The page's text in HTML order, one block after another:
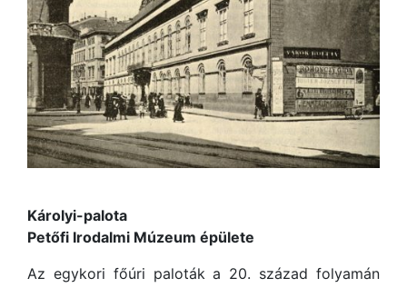
Károlyi-palota
Petőfi Irodalmi Múzeum épülete
Az egykori főúri paloták a 20. század folyamán